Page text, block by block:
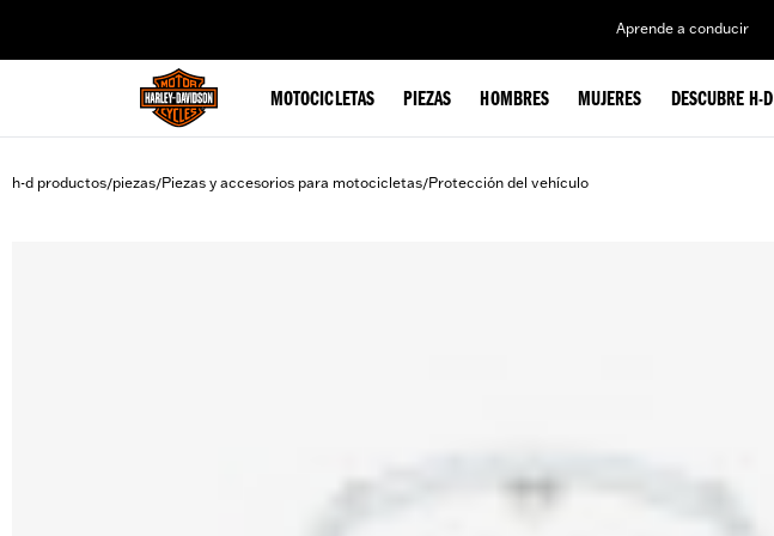
Aprende a conducir
MOTOCICLETAS PIEZAS HOMBRES MUJERES DESCUBRE H-D
h-d productos/piezas/Piezas y accesorios para motocicletas/Protección del vehículo